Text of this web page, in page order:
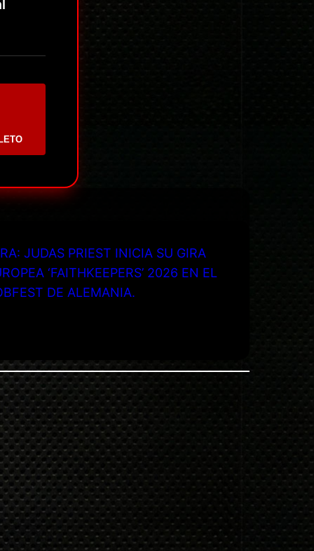
JUDAS PRIEST INICIA SU GIRA
‘FAITHKEEPERS’ 2026 EN EL
DE ALEMANIA.